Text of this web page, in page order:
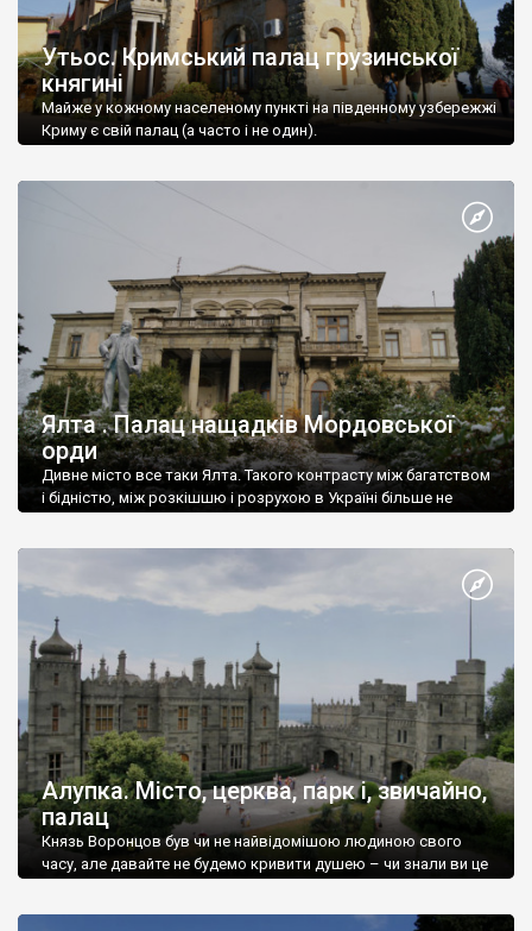
Утьос. Кримський палац грузинської
княгині
Майже у кожному населеному пункті на південному узбережжі
Криму є свій палац (а часто і не один).
Ялта . Палац нащадків Мордовської
орди
Дивне місто все таки Ялта. Такого контрасту між багатством
і бідністю, між розкішшю і розрухою в Україні більше не
Алупка. Місто, церква, парк і, звичайно,
палац
Князь Воронцов був чи не найвідомішою людиною свого
часу, але давайте не будемо кривити душею – чи знали ви це